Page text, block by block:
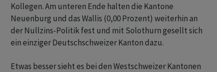
Kollegen. Am unteren Ende halten die Kantone
Neuenburg und das Wallis (0,00 Prozent) weiterhin an
der Nullzins-Politik fest und mit Solothurn gesellt sich
ein einziger Deutschschweizer Kanton dazu.
Etwas besser sieht es bei den Westschweizer Kantonen